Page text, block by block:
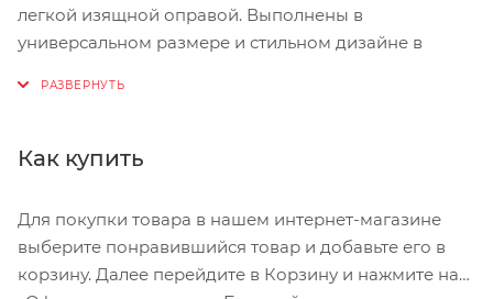
легкой изящной оправой. Выполнены в
универсальном размере и стильном дизайне в
вставками в местах контакта с кожей для
Комплектуются линзами RW - многослойные линзы
с зеркальным покрытием, убирают блики и
Как купить
Для покупки товара в нашем интернет-магазине
выберите понравившийся товар и добавьте его в
корзину. Далее перейдите в Корзину и нажмите на